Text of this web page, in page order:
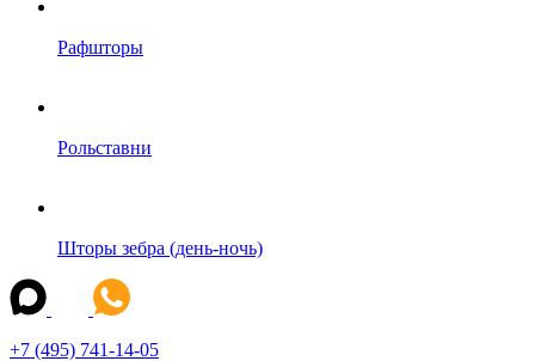
Рафшторы
Рольставни
Шторы зебра (день-ночь)
+7 (495) 741-14-05